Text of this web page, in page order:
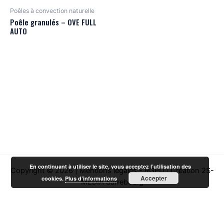
Poêles à convection naturelle
Poêle granulés – OVE FULL
AUTO
Copyright © 2026 |Mentions légales - RGPD|Création 2S-
MEDIA Sarrebourg
En continuant à utiliser le site, vous acceptez l’utilisation des
cookies.Plus d’informations Accepter